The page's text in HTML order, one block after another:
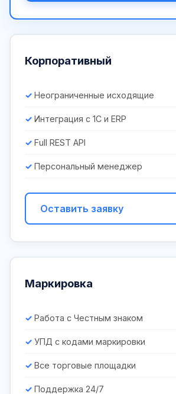
Корпоративный
Неограниченные исходящие
Интеграция с 1С и ERP
Full REST API
Персональный менеджер
Оставить заявку
Маркировка
Работа с Честным знаком
УПД с кодами маркировки
Все торговые площадки
Поддержка 24/7